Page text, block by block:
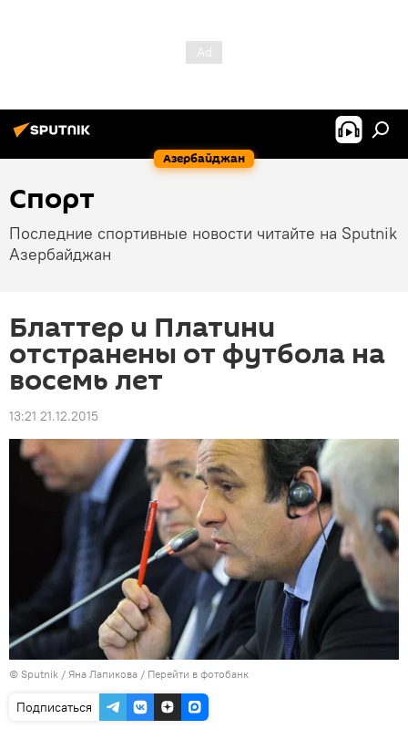
Азербайджан
Спорт
Последние спортивные новости читайте на Sputnik
Азербайджан
Блаттер и Платини
отстранены от футбола на
восемь лет
13:21 21.12.2015
© Sputnik / Яна Лапикова / Перейти в фотобанк
Подписаться